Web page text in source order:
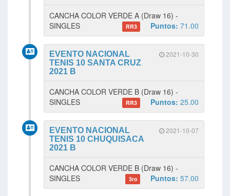
CANCHA COLOR VERDE A (Draw 16) -
SINGLES
RR3 Puntos: 71.00
2021-10-30
EVENTO NACIONAL
TENIS 10 SANTA CRUZ
2021 B
CANCHA COLOR VERDE B (Draw 16) -
SINGLES
RR3 Puntos: 25.00
2021-10-07
EVENTO NACIONAL
TENIS 10 CHUQUISACA
2021 B
CANCHA COLOR VERDE B (Draw 16) -
SINGLES
3ro Puntos: 57.00